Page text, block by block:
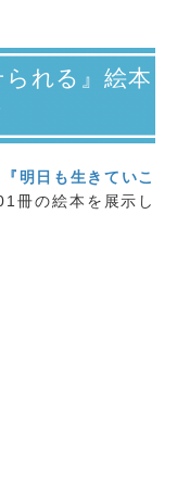
られる』絵本
『明日も生きていこ
冊の絵本を展示し